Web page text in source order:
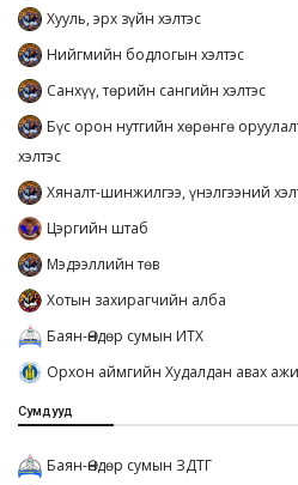
Хууль, эрх зүйн хэлтэс
Нийгмийн бодлогын хэлтэс
Санхүү, төрийн сангийн хэлтэс
Бүс орон нутгийн хөрөнгө
хэлтэс
Хяналт-шинжилгээ, үнэлгээний
Цэргийн штаб
Мэдээллийн төв
Хотын захирагчийн алба
Баян-Өндөр сумын ИТХ
Орхон аймгийн Худалдан авах
Сумдууд
Баян-Өндөр сумын ЗДТГ